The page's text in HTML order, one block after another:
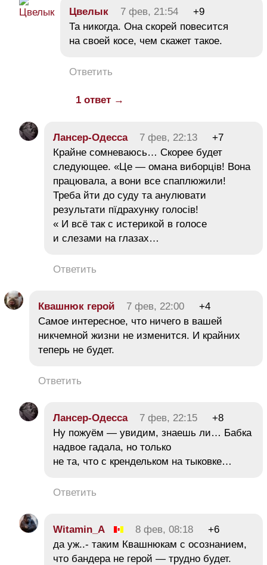
Цвелык 7 фев, 21:54
+9
Та никогда. Она скорей повесится
на своей косе, чем скажет такое.
Ответить
1 ответ →
Лансер-Одесса 7 фев, 22:13
+7
Крайне сомневаюсь… Скорее будет
следующее. «Це — омана виборців! Вона
працювала, а вони все спаплюжили!
Треба йти до суду та анулювати
результати пїдрахунку голосів!
« И всё так с истерикой в голосе
и слезами на глазах…
Ответить
Квашнюк герой 7 фев, 22:00
+4
Самое интересное, что ничего в вашей
никчемной жизни не изменится. И крайних
теперь не будет.
Ответить
Лансер-Одесса 7 фев, 22:15
+8
Ну пожуём — увидим, знаешь ли… Бабка
надвое гадала, но только
не та, что с крендельком на тыковке…
Ответить
Witamin_A 8 фев, 08:18
+6
да уж..- таким Квашнюкам с осознанием,
что бандера не герой — трудно будет.